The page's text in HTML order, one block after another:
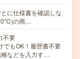
に仕様書を確認しな
の商…
不要
もOK！履歴書不要
などを入力す…